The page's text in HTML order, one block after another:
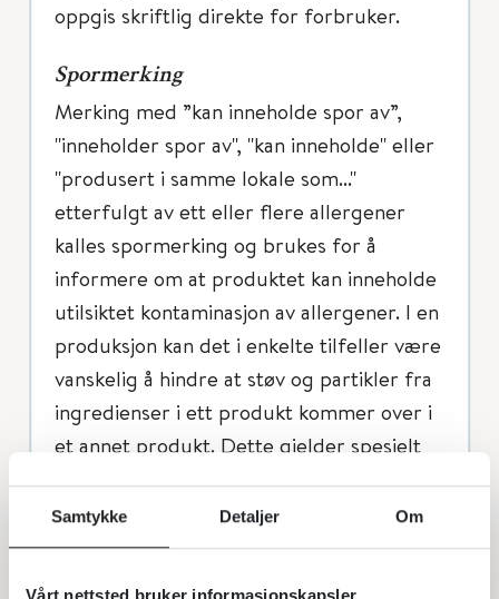
Samtykke Detaljer Om
oppgis skriftlig direkte for forbruker.
Spormerking
Merking med ”kan inneholde spor av”,
"inneholder spor av", "kan inneholde" eller
"produsert i samme lokale som..."
etterfulgt av ett eller flere allergener
kalles spormerking og brukes for å
informere om at produktet kan inneholde
utilsiktet kontaminasjon av allergener. I en
produksjon kan det i enkelte tilfeller være
vanskelig å hindre at støv og partikler fra
ingredienser i ett produkt kommer over i
et annet produkt. Dette gjelder spesielt
for produkter som produseres på samme
linje, og hvis det ikke er mulig å vaske
utstyret tilstrekkelig. Det er per i dag